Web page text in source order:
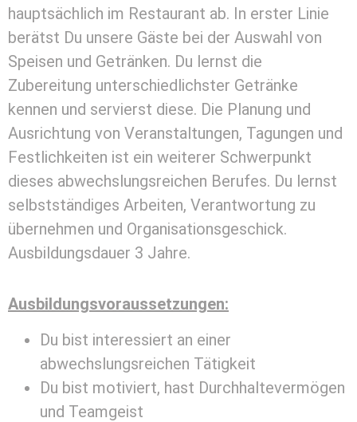
hauptsächlich im Restaurant ab. In erster Linie
berätst Du unsere Gäste bei der Auswahl von
Speisen und Getränken. Du lernst die
Zubereitung unterschiedlichster Getränke
kennen und servierst diese. Die Planung und
Ausrichtung von Veranstaltungen, Tagungen und
Festlichkeiten ist ein weiterer Schwerpunkt
dieses abwechslungsreichen Berufes. Du lernst
selbstständiges Arbeiten, Verantwortung zu
übernehmen und Organisationsgeschick.
Ausbildungsdauer 3 Jahre.
Ausbildungsvoraussetzungen:
Du bist interessiert an einer
abwechslungsreichen Tätigkeit
Du bist motiviert, hast Durchhaltevermögen
und Teamgeist